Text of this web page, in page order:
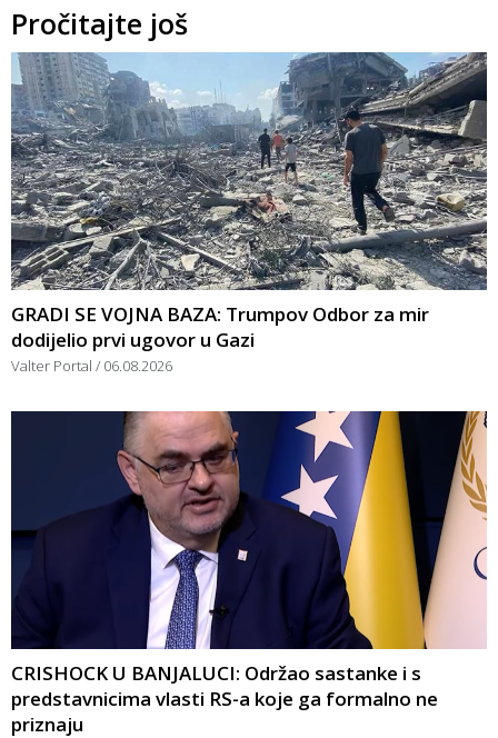
Pročitajte još
GRADI SE VOJNA BAZA: Trumpov Odbor za mir
dodijelio prvi ugovor u Gazi
Valter Portal 06.08.2026
CRISHOCK U BANJALUCI: Održao sastanke i s
predstavnicima vlasti RS-a koje ga formalno ne
priznaju